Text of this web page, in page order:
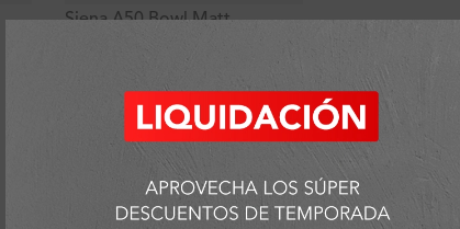
Siena A50 Bowl Matt